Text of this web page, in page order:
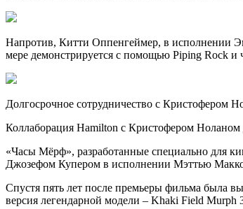
Напротив, Китти Оппенгеймер, в исполнении
мере демонстрируется с помощью Piping Rock и
Долгосрочное сотрудничество с Кристофером
Коллаборация Hamilton с Кристофером Ноланом
«Часы Мёрф», разработанные специально для
Джозефом Купером в исполнении Мэттью
Спустя пять лет после премьеры фильма была
версия легендарной модели – Khaki Field Murph